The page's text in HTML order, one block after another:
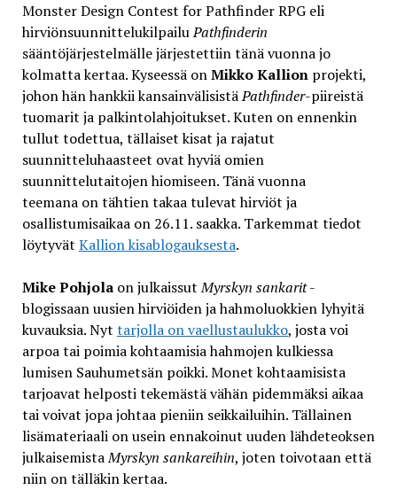
Monster Design Contest for Pathfinder RPG eli
hirviönsuunnittelukilpailuPathfinderin
sääntöjärjestelmälle järjestettiin tänä vuonna jo
kolmatta kertaa. Kyseessä onMikko Kallionprojekti,
johon hän hankkii kansainvälisistäPathfinder-piireistä
tuomarit ja palkintolahjoitukset. Kuten on ennenkin
tullut todettua, tällaiset kisat ja rajatut
suunnitteluhaasteet ovat hyviä omien
suunnittelutaitojen hiomiseen. Tänä vuonna
teemana on tähtien takaa tulevat hirviöt ja
osallistumisaikaa on 26.11. saakka. Tarkemmat tiedot
löytyvät Kallion kisablogauksesta.
Mike Pohjolaon julkaissutMyrskyn sankarit-
blogissaan uusien hirviöiden ja hahmoluokkien lyhyitä
kuvauksia. Nyt tarjolla on vaellustaulukko, josta voi
arpoa tai poimia kohtaamisia hahmojen kulkiessa
lumisen Sauhumetsän poikki. Monet kohtaamisista
tarjoavat helposti tekemästä vähän pidemmäksi aikaa
tai voivat jopa johtaa pieniin seikkailuihin. Tällainen
lisämateriaali on usein ennakoinut uuden lähdeteoksen
julkaisemistaMyrskyn sankareihin, joten toivotaan että
niin on tälläkin kertaa.